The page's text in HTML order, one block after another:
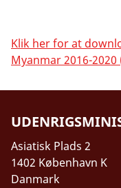
Klik her for at
Myanmar 2016-2020
Asiatisk Plads 2
1402 København K
Danmark